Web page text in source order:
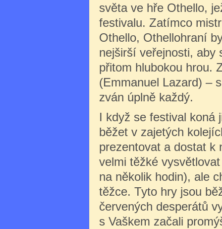
světa ve hře Othello,
festivalu. Zatímco
Othello, Othellohraní
nejširší veřejnosti, aby
přitom hlubokou hrou.
(Emmanuel Lazard) –
zván úplně každý.
I když se festival koná
běžet v zajetých
prezentovat a dostat k
velmi těžké
na několik hodin), ale
těžce. Tyto hry jsou
červených desperátů
s Vaškem začali